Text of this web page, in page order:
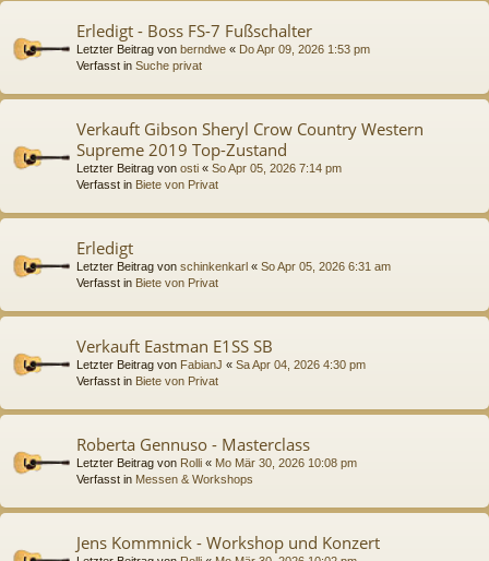
Erledigt - Boss FS-7 Fußschalter
Letzter Beitrag von berndwe « Do Apr 09, 2026 1:53 pm
Verfasst in Suche privat
Verkauft Gibson Sheryl Crow Country Western
Supreme 2019 Top-Zustand
Letzter Beitrag von osti « So Apr 05, 2026 7:14 pm
Verfasst in Biete von Privat
Erledigt
Letzter Beitrag von schinkenkarl « So Apr 05, 2026 6:31 am
Verfasst in Biete von Privat
Verkauft Eastman E1SS SB
Letzter Beitrag von FabianJ « Sa Apr 04, 2026 4:30 pm
Verfasst in Biete von Privat
Roberta Gennuso - Masterclass
Letzter Beitrag von Rolli « Mo Mär 30, 2026 10:08 pm
Verfasst in Messen & Workshops
Jens Kommnick - Workshop und Konzert